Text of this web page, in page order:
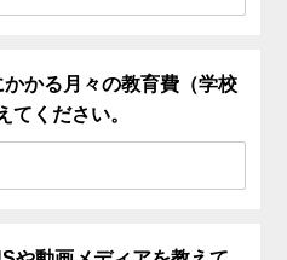
かる月々の教育費（学校
てください。